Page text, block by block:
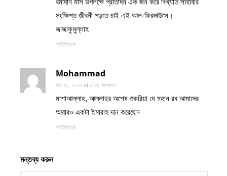
রমাদান মাস উপলক্ষে প্রতিদিন এক জন করে বিখ্যাত সাহাবীর
সংক্ষিপ্ত জীবনী পড়তে চাই এই আল-ফিরদাউসে।
জাজাকুমুল্লাহ
প্রতিউত্তর
Mohammad
মার্চ ২৪, ২০২৩ at ২:৩৫ অপরাহ্ণ
মাশাআল্লাহ, আল্লাহর অশেষ শুকরিয়া যে মহান রব আমাদের
আবারও একটা ইমারাহ দান করেছেন
প্রতিউত্তর
মন্তব্য করুন